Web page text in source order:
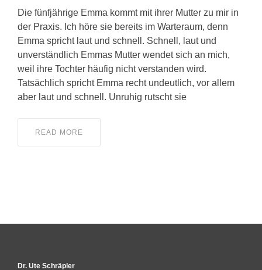
Die fünfjährige Emma kommt mit ihrer Mutter zu mir in
der Praxis. Ich höre sie bereits im Warteraum, denn
Emma spricht laut und schnell. Schnell, laut und
unverständlich Emmas Mutter wendet sich an mich,
weil ihre Tochter häufig nicht verstanden wird.
Tatsächlich spricht Emma recht undeutlich, vor allem
aber laut und schnell. Unruhig rutscht sie
READ MORE
Dr. Ute Schräpler